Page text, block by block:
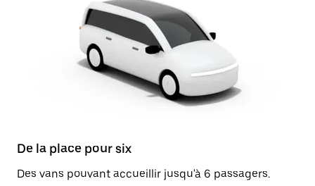
De la place pour six
Des vans pouvant accueillir jusqu'à 6 passagers.